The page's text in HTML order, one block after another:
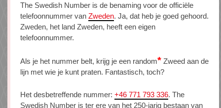
The Swedish Number is de benaming voor de officiële
telefoonnummer van Zweden. Ja, dat heb je goed gehoord.
Zweden, het land Zweden, heeft een eigen
telefoonnummer.
Als je het nummer belt, krijg je een random* Zweed aan de
lijn met wie je kunt praten. Fantastisch, toch?
Het desbetreffende nummer: +46 771 793 336. The
Swedish Number is ter ere van het 250-jarig bestaan van